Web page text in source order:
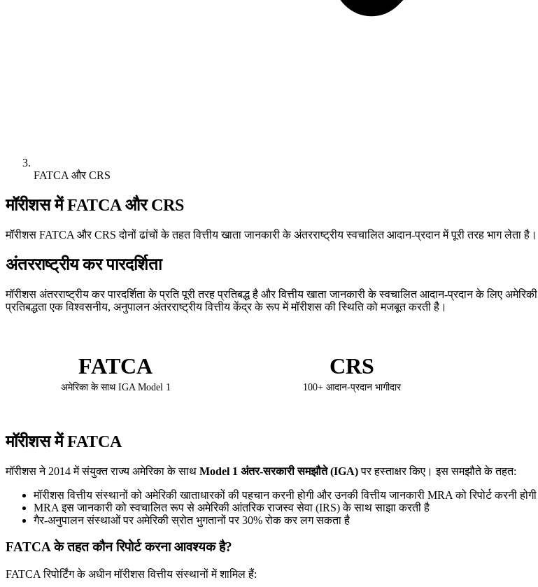
FATCA और CRS
मॉरीशस में FATCA और CRS
मॉरीशस FATCA और CRS दोनों ढांचों के तहत वित्तीय खाता जानकारी के अंतरराष्ट्रीय स्वचालित आदान-प्रदान में पूरी तरह भाग लेता है।
अंतरराष्ट्रीय कर पारदर्शिता
मॉरीशस अंतरराष्ट्रीय कर पारदर्शिता के प्रति पूरी तरह प्रतिबद्ध है और वित्तीय खाता जानकारी के स्वचालित आदान-प्रदान के लिए अमेरिकी
प्रतिबद्धता एक विश्वसनीय, अनुपालन अंतरराष्ट्रीय वित्तीय केंद्र के रूप में मॉरीशस की स्थिति को मजबूत करती है।
FATCA
अमेरिका के साथ IGA Model 1
CRS
100+ आदान-प्रदान भागीदार
मॉरीशस में FATCA
मॉरीशस ने 2014 में संयुक्त राज्य अमेरिका के साथ Model 1 अंतर-सरकारी समझौते (IGA)पर हस्ताक्षर किए। इस समझौते के तहत:
मॉरीशस वित्तीय संस्थानों को अमेरिकी खाताधारकों की पहचान करनी होगी और उनकी वित्तीय जानकारी MRA को रिपोर्ट करनी होगी
MRA इस जानकारी को स्वचालित रूप से अमेरिकी आंतरिक राजस्व सेवा (IRS) के साथ साझा करती है
गैर-अनुपालन संस्थाओं पर अमेरिकी स्रोत भुगतानों पर 30% रोक कर लग सकता है
FATCA के तहत कौन रिपोर्ट करना आवश्यक है?
FATCA रिपोर्टिंग के अधीन मॉरीशस वित्तीय संस्थानों में शामिल हैं: